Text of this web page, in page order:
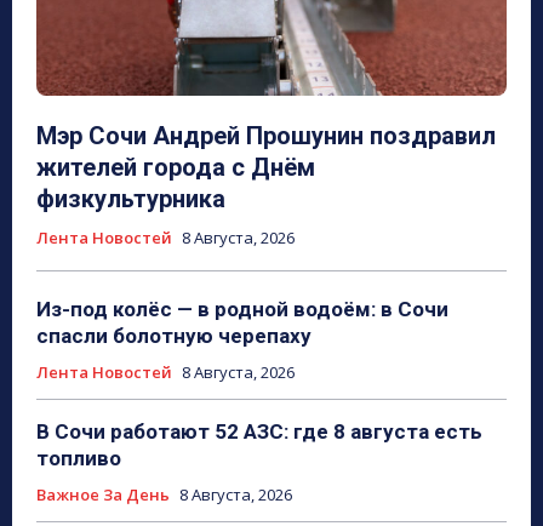
Мэр Сочи Андрей Прошунин поздравил
жителей города с Днём
физкультурника
Лента Новостей 8 Августа, 2026
Из-под колёс — в родной водоём: в Сочи
спасли болотную черепаху
Лента Новостей 8 Августа, 2026
В Сочи работают 52 АЗС: где 8 августа есть
топливо
Важное За День 8 Августа, 2026